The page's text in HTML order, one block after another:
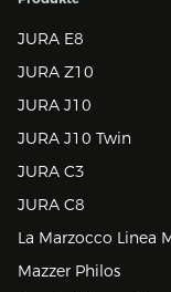
JURA E8
JURA Z10
JURA J10
JURA J10 Twin
JURA C3
JURA C8
La Marzocco Linea
Mazzer Philos